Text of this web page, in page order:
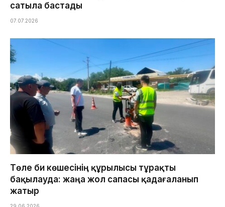
сатыла бастады
07.07.2026
Төле би көшесінің құрылысы тұрақты
бақылауда: жаңа жол сапасы қадағаланып
жатыр